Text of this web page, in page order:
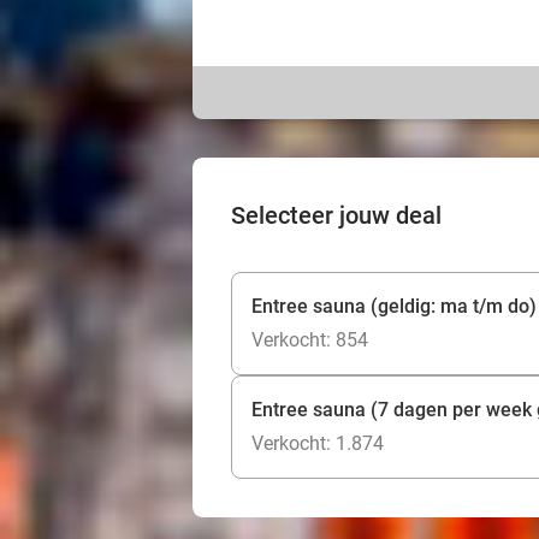
Selecteer jouw deal
Entree sauna (geldig: ma t/m do)
Verkocht: 854
Entree sauna (7 dagen per week
Verkocht: 1.874